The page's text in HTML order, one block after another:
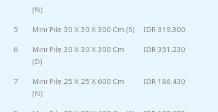
(N)
5 Mini Pile 30 X 30 X 300 Cm (S) IDR 319.300
6
Mini Pile 30 X 30 X 300 Cm
(D)
IDR 351.230
7
Mini Pile 25 X 25 X 600 Cm
(N)
IDR 186.430